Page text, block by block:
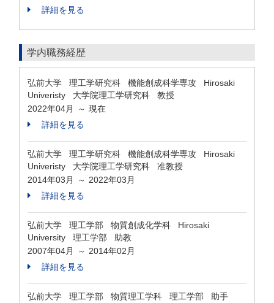
詳細を見る
学内職務経歴
弘前大学 理工学研究科 機能創成科学専攻 Hirosaki
Univeristy 大学院理工学研究科 教授
2022年04月
～ 現在
詳細を見る
弘前大学 理工学研究科 機能創成科学専攻 Hirosaki
Univeristy 大学院理工学研究科 准教授
2014年03月
～ 2022年03月
詳細を見る
弘前大学 理工学部 物質創成化学科 Hirosaki
University 理工学部 助教
2007年04月
～ 2014年02月
詳細を見る
弘前大学 理工学部 物質理工学科 理工学部 助手